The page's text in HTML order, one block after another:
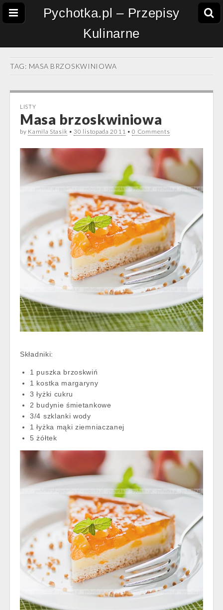
Pychotka.pl – Przepisy
Kulinarne
TAG: MASA BRZOSKWINIOWA
LISTY
Masa brzoskwiniowa
by Kamila Stasik •30 listopada 2011 •0 Comments
Składniki:
1 puszka brzoskwiń
1 kostka margaryny
3 łyżki cukru
2 budynie śmietankowe
3/4 szklanki wody
1 łyżka mąki ziemniaczanej
5 żółtek